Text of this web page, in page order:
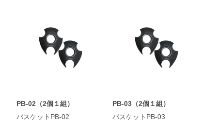
PB-02（2個１組）
バスケットPB-02
PB-03（2個１組）
バスケットPB-03